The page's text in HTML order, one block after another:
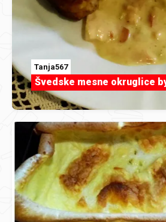
Tanja567
Švedske mesne okruglice